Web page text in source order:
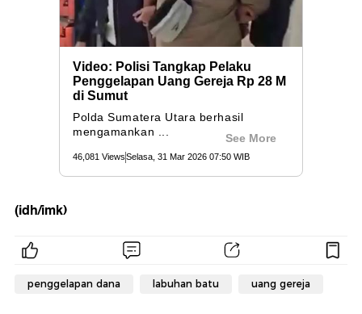
(idh/imk)
penggelapan dana labuhan batu uang gereja